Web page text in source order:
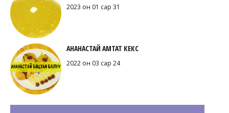
2023 он 01 сар 31
АНАНАСТАЙ АМТАТ КЕКС
2022 он 03 сар 24